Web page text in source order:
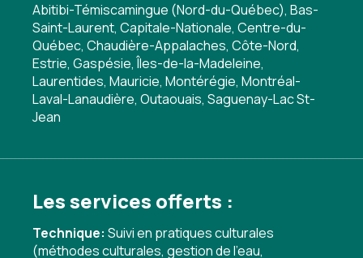
Abitibi-Témiscamingue (Nord-du-Québec), Bas-
Saint-Laurent, Capitale-Nationale, Centre-du-
Québec, Chaudière-Appalaches, Côte-Nord,
Estrie, Gaspésie, Îles-de-la-Madeleine,
Laurentides, Mauricie, Montérégie, Montréal-
Laval-Lanaudière, Outaouais, Saguenay-Lac St-
Jean
Les services offerts :
Technique: Suivi en pratiques culturales
(méthodes culturales, gestion de l'eau,